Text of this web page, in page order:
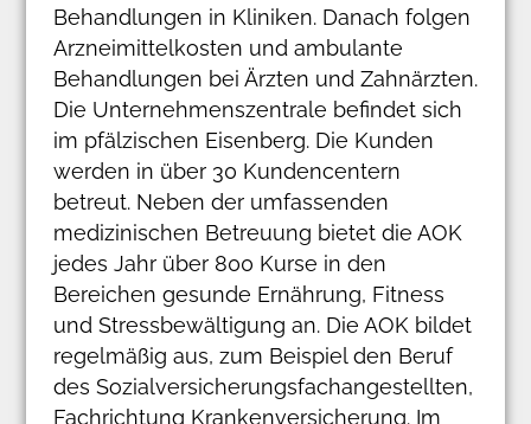
Behandlungen in Kliniken. Danach folgen
Arzneimittelkosten und ambulante
Behandlungen bei Ärzten und Zahnärzten.
Die Unternehmenszentrale befindet sich
im pfälzischen Eisenberg. Die Kunden
werden in über 30 Kundencentern
betreut. Neben der umfassenden
medizinischen Betreuung bietet die AOK
jedes Jahr über 800 Kurse in den
Bereichen gesunde Ernährung, Fitness
und Stressbewältigung an. Die AOK bildet
regelmäßig aus, zum Beispiel den Beruf
des Sozialversicherungsfachangestellten,
Fachrichtung Krankenversicherung. Im